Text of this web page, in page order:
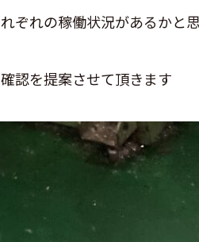
ぞれの稼働状況があるかと
認を提案させて頂きます